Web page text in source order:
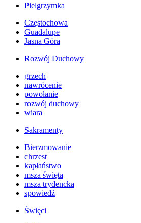
Pielgrzymka
Częstochowa
Guadalupe
Jasna Góra
Rozwój Duchowy
grzech
nawrócenie
powołanie
rozwój duchowy
wiara
Sakramenty
Bierzmowanie
chrzest
kapłaństwo
msza święta
msza trydencka
spowiedź
Święci